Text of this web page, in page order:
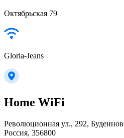
Октябрьская 79
Gloria-Jeans
Home WiFi
Революционная ул., 292,
Россия, 356800